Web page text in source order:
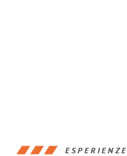
ESPERIENZE